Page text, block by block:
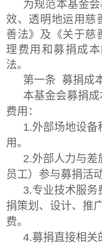
为规范本基金
效、透明地运用慈
善法》及《关于慈
理费用和募捐成
法。
第一条 募捐成
本基金会募捐
费用：
1.外部场地设备
用。
2.外部人力与差
员工）参与募捐活
3.专业技术服务
捐策划、设计、推
费。
4.募捐直接相关